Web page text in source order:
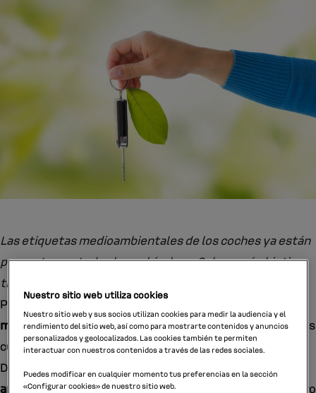
Las etiquetas medioambientales de los coches ya están
presentes en todos los vehículos. ¿Sabes qué objetivo
tienen y cómo se clasifican? ¡Te lo contamos!
Probablemente ya hayas colocado la
medioambiental de tu cochey comentado con conocidos
cuál es la que sus coches tienen asociada.
Desde hace ya unos años, estas
ambientalestán cada vez en más coches en España. Pero
Nuestro sitio web utiliza cookies
Nuestro sitio web y sus socios utilizan cookies para medir la audiencia y el
rendimiento del sitio web, así como para mostrarte contenidos y anuncios
personalizados y geolocalizados. Las cookies también te permiten
interactuar con nuestros contenidos a través de las redes sociales.
Puedes modificar en cualquier momento tus preferencias en la sección
«Configurar cookies» de nuestro sitio web.